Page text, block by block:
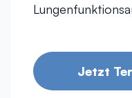
Jetzt